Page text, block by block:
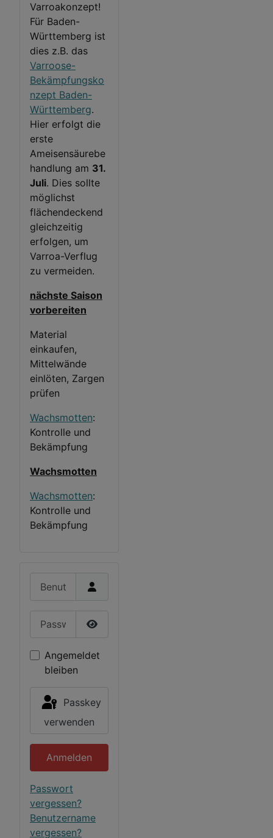
Varroakonzept!
Für Baden-
Württemberg ist
dies z.B. das
Varroose-
Bekämpfungsko
nzept Baden-
Württemberg.
Hier erfolgt die
erste
Ameisensäurebe
handlung am 31.
Juli. Dies sollte
möglichst
flächendeckend
gleichzeitig
erfolgen, um
Varroa-Verflug
zu vermeiden.
nächste Saison
vorbereiten
Material
einkaufen,
Mittelwände
einlöten, Zargen
prüfen
Wachsmotten:
Kontrolle und
Bekämpfung
Wachsmotten
Wachsmotten:
Kontrolle und
Bekämpfung
Benutzername
Passwort anzeigen
Angemeldet
bleiben
verwenden
Anmelden
Passwort
vergessen?
Benutzername
vergessen?